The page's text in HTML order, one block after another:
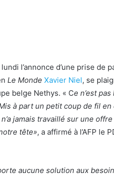
l’annonce d’une prise de
Le Monde Xavier Niel, se
belge Nethys. « Ce n’est
à part un petit coup de fil en
jamais travaillé sur une
tête», a affirmé à l’AFP le
aucune solution aux